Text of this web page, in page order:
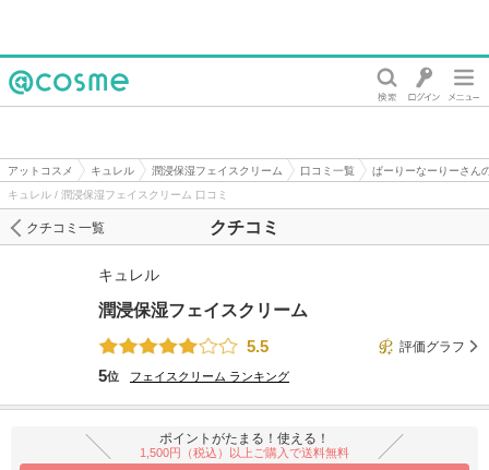
アットコスメ キュレル 潤浸保湿フェイスクリーム 口コミ一覧
ぱーりーなーりーさん
キュレル / 潤浸保湿フェイスクリーム 口コミ
クチコミ
クチコミ一覧
キュレル
潤浸保湿フェイスクリーム
5.5
評価グラフ
5位 フェイスクリーム ランキング
ポイントがたまる！使える！
1,500円（税込）以上ご購入で送料無料